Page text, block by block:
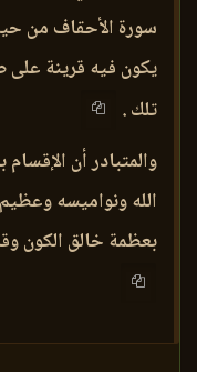
سورة الأحقاف من
يكون فيه قرينة
تلك .
والمتبادر أن
الله ونواميسه
بعظمة خالق الكون